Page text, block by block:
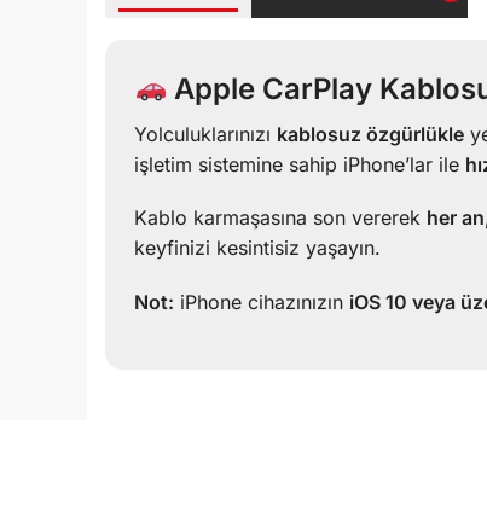
Apple CarPlay
Yolculuklarınızı kablosuz özgürlükle
işletim sistemine sahip iPhone’lar ile
Kablo karmaşasına son vererek her
keyfinizi kesintisiz yaşayın.
Not: iPhone cihazınızın iOS 10 veya